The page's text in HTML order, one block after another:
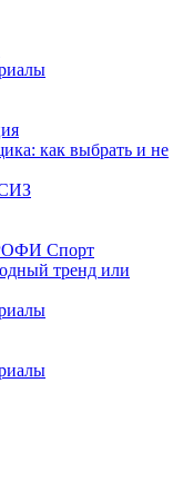
как выбрать и не
Спорт
тренд или